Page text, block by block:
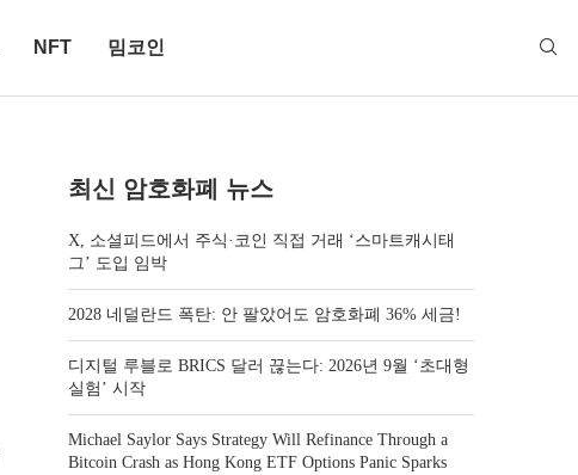
NFT 밈코인
최신 암호화폐 뉴스
X, 소셜피드에서 주식·코인 직접 거래 ‘스마트캐시태
그’ 도입 임박
2028 네덜란드 폭탄: 안 팔았어도 암호화폐 36% 세금!
디지털 루블로 BRICS 달러 끊는다: 2026년 9월 ‘초대형
실험’ 시작
Michael Saylor Says Strategy Will Refinance Through a
Bitcoin Crash as Hong Kong ETF Options Panic Sparks